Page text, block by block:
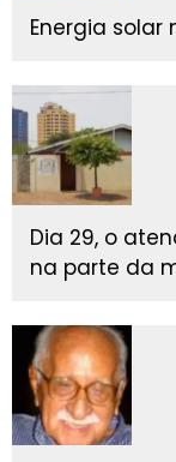
Energia solar
Dia 29, o
na parte da